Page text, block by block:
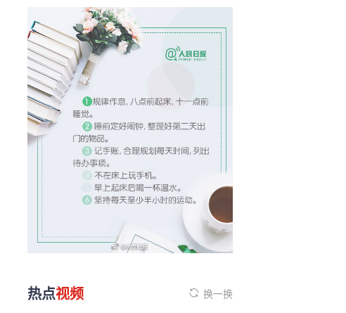
热点视频 换一换